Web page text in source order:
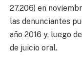
27.206) en
las denunciantes
año 2016 y, luego
de juicio oral.